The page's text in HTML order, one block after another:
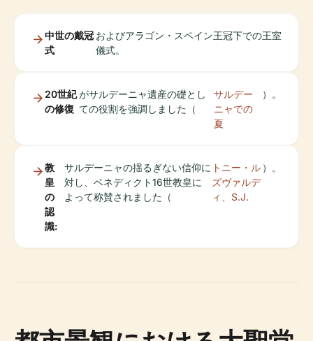
中世の戴冠
式
およびアラゴン・スペイン王冠下での王室
儀式。
20世紀
の修復
がサルデーニャ遺産の礎とし
ての役割を強調しました（
サルデー
ニャでの
夏
）。
教
皇
の
認
識:
サルデーニャの揺るぎない信仰に
対し、ベネディクト16世教皇に
よって称賛されました（
トニー・ル
ズヴァルデ
ィ、S.J.
）。